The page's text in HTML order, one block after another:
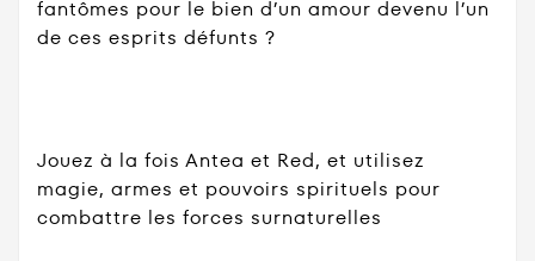
fantômes pour le bien d’un amour devenu l’un
de ces esprits défunts ?
Jouez à la fois Antea et Red, et utilisez
magie, armes et pouvoirs spirituels pour
combattre les forces surnaturelles